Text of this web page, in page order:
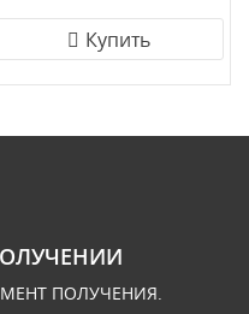
Купить
ПОЛУЧЕНИЯ.